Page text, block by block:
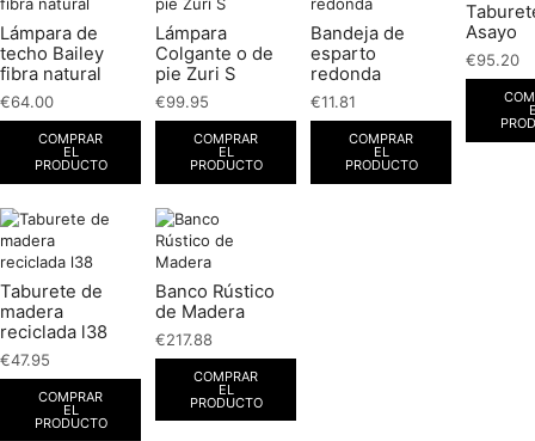
Lámpara de
techo Bailey
fibra natural
€64.00
COMPRAR
EL
PRODUCTO
Lámpara
Colgante o de
pie Zuri S
€99.95
COMPRAR
EL
PRODUCTO
Bandeja de
esparto
redonda
€11.81
COMPRAR
EL
PRODUCTO
Asayo
€95.20
Taburete de
madera
reciclada l38
€47.95
COMPRAR
EL
PRODUCTO
Banco Rústico
de Madera
€217.88
COMPRAR
EL
PRODUCTO